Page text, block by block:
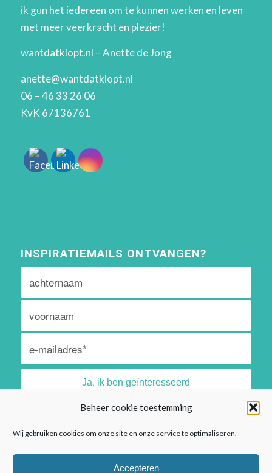
Beheer cookie toestemming
Wij gebruiken cookies om onze site en onze service te optimaliseren.
Accepteren
ik gun het iedereen om te kunnen werken en leven
met meer veerkracht en plezier!
wantdatklopt.nl – Anette de Jong
anette@wantdatklopt.nl
06 – 46 33 26 06
KvK 67136761
INSPIRATIEMAILS ONTVANGEN?
Algemene voorwaarden vind jehier